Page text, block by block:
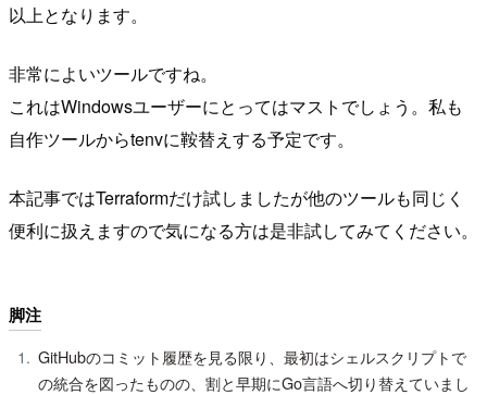
以上となります。
非常によいツールですね。
これはWindowsユーザーにとってはマストでしょう。私も
自作ツールからtenvに鞍替えする予定です。
本記事ではTerraformだけ試しましたが他のツールも同じく
便利に扱えますので気になる方は是非試してみてください。
脚注
GitHubのコミット履歴を見る限り、最初はシェルスクリプトで
の統合を図ったものの、割と早期にGo言語へ切り替えていまし